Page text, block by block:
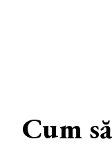
Cum